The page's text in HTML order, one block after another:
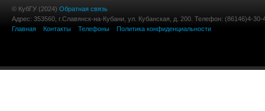
© КубГУ (2024) Обратная связь
Адрес: 353560, г.Славянск-на-Кубани, ул. Кубанская, д. 200. Телефон: (86146)4-30-
Главная
Контакты Телефоны Политика конфиденциальности